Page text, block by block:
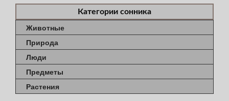
Категории сонника
Животные
Природа
Люди
Предметы
Растения